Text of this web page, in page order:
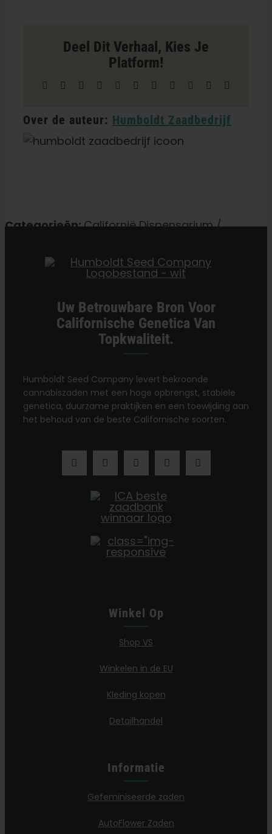
Desert
Deel Dit Verhaal, Kies Je
Platform!
Facebook Reddit LinkedInWhatsAppTelegram
TumblrPinterest Xing
Over de auteur: Humboldt Zaadbedrijf
Categorieën:Californië Dispensarium /
Uw Betrouwbare Bron Voor
Californische Genetica Van
Topkwaliteit.
Humboldt Seed Company levert bekroonde
cannabiszaden met een hoge opbrengst, stabiele
genetica, duurzame praktijken en een toewijding aan
het behoud van de beste Californische soorten.
Winkel Op
Shop VS
Winkelen in de EU
Kleding kopen
Detailhandel
Informatie
Gefeminiseerde zaden
AutoFlower Zaden